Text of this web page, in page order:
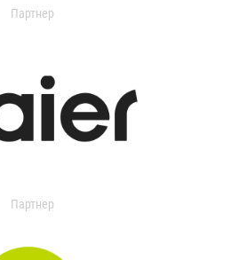
Партнер
Партнер